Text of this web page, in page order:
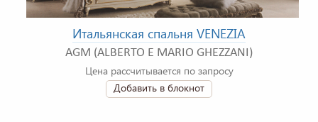
Итальянская спальня VENEZIA
AGM (ALBERTO E MARIO GHEZZANI)
Цена рассчитывается по запросу
Добавить в блокнот